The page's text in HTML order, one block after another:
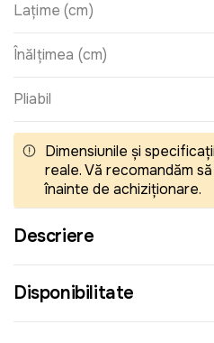
Lațime (cm)
Înălțimea (cm)
Pliabil
Dimensiunile și
reale. Vă recomandăm
înainte de achiziționare.
Descriere
Disponibilitate